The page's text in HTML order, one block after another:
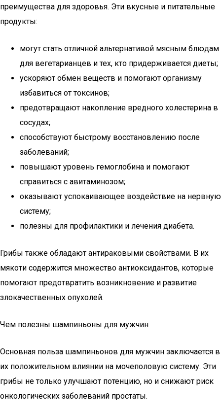
преимущества для здоровья. Эти вкусные и питательные
продукты:
могут стать отличной альтернативой мясным блюдам
для вегетарианцев и тех, кто придерживается диеты;
ускоряют обмен веществ и помогают организму
избавиться от токсинов;
предотвращают накопление вредного холестерина в
сосудах;
способствуют быстрому восстановлению после
заболеваний;
повышают уровень гемоглобина и помогают
справиться с авитаминозом;
оказывают успокаивающее воздействие на нервную
систему;
полезны для профилактики и лечения диабета.
Грибы также обладают антираковыми свойствами. В их
мякоти содержится множество антиоксидантов, которые
помогают предотвратить возникновение и развитие
злокачественных опухолей.
Чем полезны шампиньоны для мужчин
Основная польза шампиньонов для мужчин заключается в
их положительном влиянии на мочеполовую систему. Эти
грибы не только улучшают потенцию, но и снижают риск
онкологических заболеваний простаты.